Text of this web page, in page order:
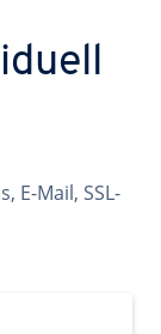
E-Mail, SSL-